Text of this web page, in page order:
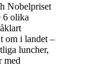
Nobelpriset
6 olika
om i landet –
luncher,
med